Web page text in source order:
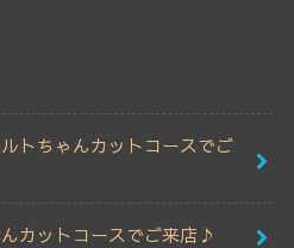
トちゃんカットコースでご
カットコースでご来店♪